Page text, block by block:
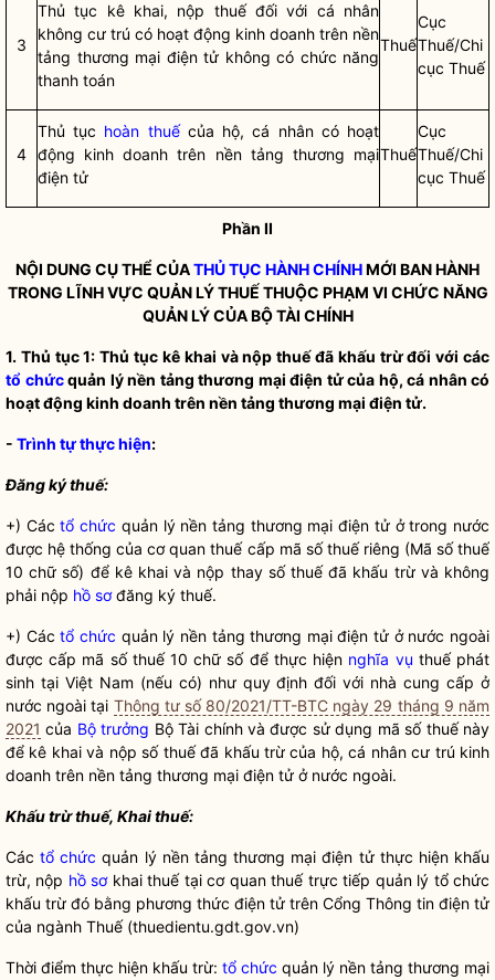
3
Thủ tục kê khai, nộp thuế đối với cá nhân
không cư trú có hoạt động kinh doanh trên nền
tảng thương mại điện tử không có chức năng
thanh toán
Thuế
Cục
Thuế/Chi
cục Thuế
4
Thủ tục hoàn thuếcủa hộ, cá nhân có hoạt
động kinh doanh trên nền tảng thương mại
điện tử
Thuế
Cục
Thuế/Chi
cục Thuế
Phần II
NỘI DUNG CỤ THỂ CỦATHỦ TỤC HÀNH CHÍNHMỚI BAN HÀNH
TRONG LĨNH VỰC QUẢN LÝ THUẾ THUỘC PHẠM VI CHỨC NĂNG
QUẢN LÝ CỦA BỘ TÀI CHÍNH
1. Thủ tục 1: Thủ tục kê khai và nộp thuế đã khấu trừ đối với các
tổ chứcquản lý nền tảng thương mại điện tử của hộ, cá nhân có
hoạt động kinh doanh trên nền tảng thương mại điện tử.
- Trình tự thực hiện:
Đăng ký thuế:
+) Cáctổ chức quản lý nền tảng thương mại điện tử ở trong nước
được hệ thống của cơ quan thuế cấp mã số thuế riêng (Mã số thuế
10 chữ số) để kê khai và nộp thay số thuế đã khấu trừ và không
phải nộp hồ sơđăng ký thuế.
+) Cáctổ chức quản lý nền tảng thương mại điện tử ở nước ngoài
được cấp mã số thuế 10 chữ số để thực hiện nghĩa vụ thuế phát
sinh tại Việt Nam (nếu có) như quy định đối với nhà cung cấp ở
nước ngoài tại Thông tư số 80/2021/TT-BTC ngày 29 tháng 9 năm
2021 của Bộ trưởng Bộ Tài chính và được sử dụng mã số thuế này
để kê khai và nộp số thuế đã khấu trừ của hộ, cá nhân cư trú kinh
doanh trên nền tảng thương mại điện tử ở nước ngoài.
Khấu trừ thuế, Khai thuế:
Cáctổ chức quản lý nền tảng thương mại điện tử thực hiện khấu
trừ, nộp hồ sơkhai thuế tại cơ quan thuế trực tiếp quản lý tổ chức
khấu trừ đó bằng phương thức điện tử trên Cổng Thông tin điện tử
của ngành Thuế (thuedientu.gdt.gov.vn)
Thời điểm thực hiện khấu trừ: tổ chức quản lý nền tảng thương mại